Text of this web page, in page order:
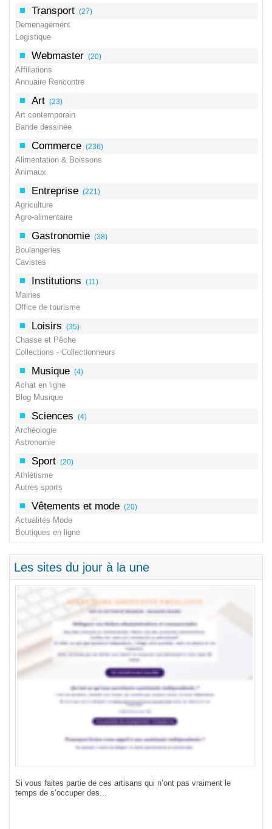
Transport (27)
Demenagement
Logistique
Webmaster (20)
Affiliations
Annuaire Rencontre
Art (23)
Art contemporain
Bande dessinée
Commerce (236)
Alimentation & Boissons
Animaux
Entreprise (221)
Agriculture
Agro-alimentaire
Gastronomie (38)
Boulangeries
Cavistes
Institutions (11)
Mairies
Office de tourisme
Loisirs (35)
Chasse et Pêche
Collections - Collectionneurs
Musique (4)
Achat en ligne
Blog Musique
Sciences (4)
Archéologie
Astronomie
Sport (20)
Athlétisme
Autres sports
Vêtements et mode (20)
Actualités Mode
Boutiques en ligne
Les sites du jour à la une
Si vous faites partie de ces artisans qui n’ont pas vraiment le
temps de s’occuper des...